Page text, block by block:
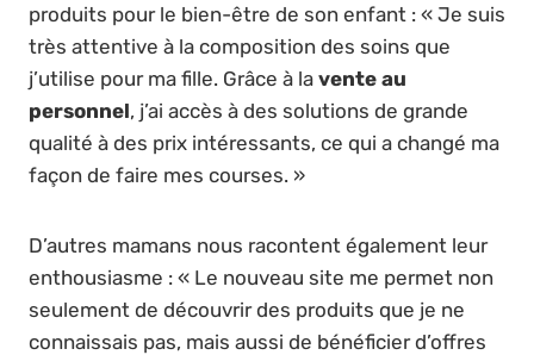
produits pour le bien-être de son enfant : « Je suis
très attentive à la composition des soins que
j’utilise pour ma fille. Grâce à la vente au
personnel, j’ai accès à des solutions de grande
qualité à des prix intéressants, ce qui a changé ma
façon de faire mes courses. »
D’autres mamans nous racontent également leur
enthousiasme : « Le nouveau site me permet non
seulement de découvrir des produits que je ne
connaissais pas, mais aussi de bénéficier d’offres